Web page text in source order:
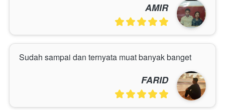
AMIR
Sudah sampai dan ternyata muat banyak banget
FARID